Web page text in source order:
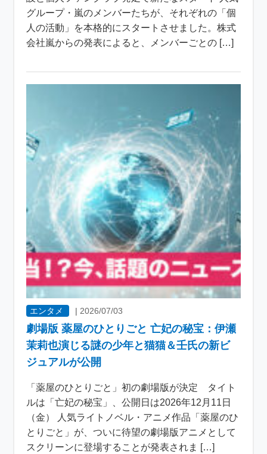
グループ・嵐のメンバーたちが、それぞれの「個
人の活動」を本格的にスタートさせました。株式
会社嵐からの発表によると、メンバーごとの […]
エンタメ | 2026/07/03
劇場版 薬屋のひとりごと 亡妃の秘宝：伊瀬
茉莉也演じる謎の少年と猫猫＆壬氏の新ビ
ジュアルが公開
「薬屋のひとりごと」初の劇場版が決定 タイト
ルは「亡妃の秘宝」、公開日は2026年12月11日
（金） 人気ライトノベル・アニメ作品「薬屋のひ
とりごと」が、ついに待望の劇場版アニメとして
スクリーンに登場することが発表されま […]